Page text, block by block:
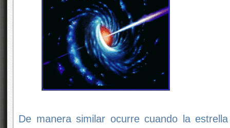
De manera similar ocurre cuando la